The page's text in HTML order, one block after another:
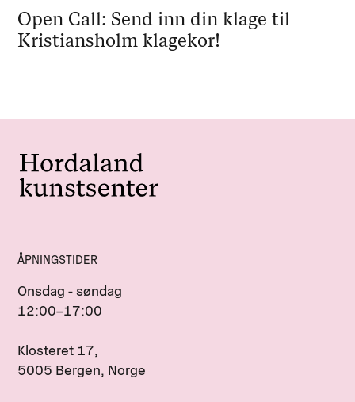
Open Call: Send inn din klage til
Kristiansholm klagekor!
ÅPNINGSTIDER
Onsdag - søndag
12:00–17:00
Klosteret 17,
5005 Bergen, Norge